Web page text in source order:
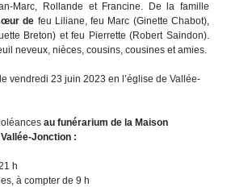
Marc, Rollande et Francine. De la famille
de feu Liliane, feu Marc (Ginette Chabot),
Breton) et feu Pierrette (Robert Saindon).
neveux, nièces, cousins, cousines et amies.
vendredi 23 juin 2023 en l’église de Vallée-
au funérarium de la Maison
Vallée-Jonction :
h
à compter de 9 h